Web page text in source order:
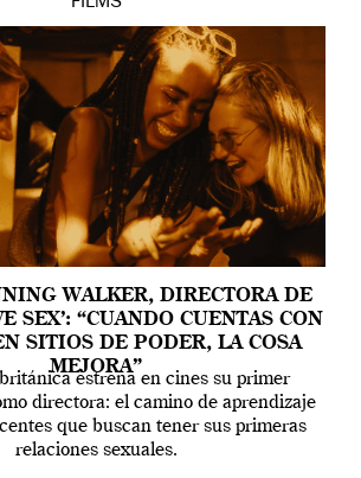
FILMS
WALKER, DIRECTORA DE
SEX’: “CUANDO CUENTAS CON
SITIOS DE PODER, LA COSA
MEJORA”
estrena en cines su primer
directora: el camino de aprendizaje
que buscan tener sus primeras
relaciones sexuales.